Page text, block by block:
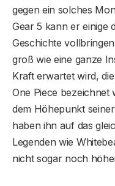
gegen ein solches
Gear 5 kann er einige
Geschichte
groß wie eine ganze
Kraft erwartet wird,
One Piece bezeichnet
dem Höhepunkt
haben ihn auf das
Legenden wie
nicht sogar noch